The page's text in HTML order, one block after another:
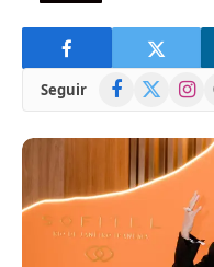
Seguir Facebook
(Twitter)